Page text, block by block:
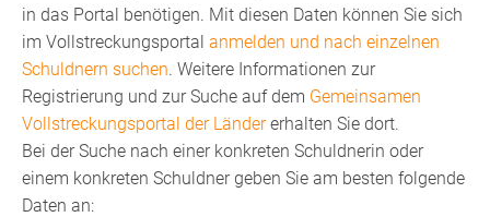
in das Portal benötigen. Mit diesen Daten können Sie sich
im Vollstreckungsportal anmelden und nach einzelnen
Schuldnern suchen. Weitere Informationen zur
Registrierung und zur Suche auf dem Gemeinsamen
Vollstreckungsportal der Ländererhalten Sie dort.
Bei der Suche nach einer konkreten Schuldnerin oder
einem konkreten Schuldner geben Sie am besten folgende
Daten an: